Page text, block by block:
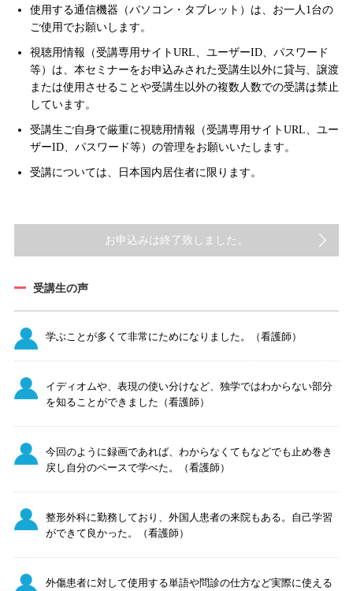
使用する通信機器（パソコン・タブレット）は、お一人1台の
ご使用でお願いします。
視聴用情報（受講専用サイトURL、ユーザーID、パスワード
等）は、本セミナーをお申込みされた受講生以外に貸与、譲渡
または使用させることや受講生以外の複数人数での受講は禁止
しています。
受講生ご自身で厳重に視聴用情報（受講専用サイトURL、ユー
ザーID、パスワード等）の管理をお願いいたします。
受講については、日本国内居住者に限ります。
お申込みは終了致しました。
受講生の声
学ぶことが多くて非常にためになりました。（看護師）
イディオムや、表現の使い分けなど、独学ではわからない部分
を知ることができました（看護師）
今回のように録画であれば、わからなくてもなどでも止め巻き
戻し自分のペースで学べた。（看護師）
整形外科に勤務しており、外国人患者の来院もある。自己学習
ができて良かった。（看護師）
外傷患者に対して使用する単語や問診の仕方など実際に使える